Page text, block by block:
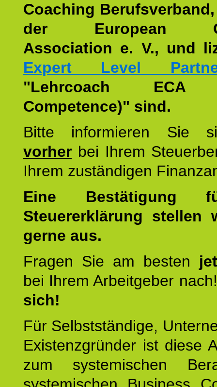
Coaching
der European
Association e. V., und
Expert Level
"Lehrcoach ECA
Competence)" sind.
Bitte informieren Sie
vorher bei Ihrem
Ihrem zuständigen
Eine Bestätigung
Steuererklärung stellen
gerne aus.
Fragen Sie am besten
bei Ihrem Arbeitgeber
sich!
Für Selbstständige,
Existenzgründer ist diese
zum systemischen